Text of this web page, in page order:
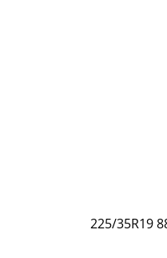
225/35R19